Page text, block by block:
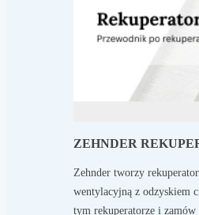
ZEHNDER
Zehnder tworzy
wentylacyjną z odzyskiem
tym rekuperatorze i